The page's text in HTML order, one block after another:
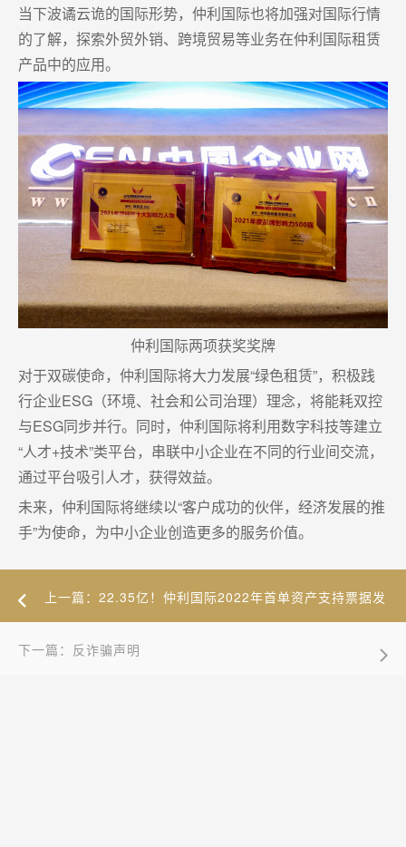
当下波谲云诡的国际形势，仲利国际也将加强对国际行情
的了解，探索外贸外销、跨境贸易等业务在仲利国际租赁
产品中的应用。
仲利国际两项获奖奖牌
对于双碳使命，仲利国际将大力发展“绿色租赁”，积极践
行企业ESG（环境、社会和公司治理）理念，将能耗双控
与ESG同步并行。同时，仲利国际将利用数字科技等建立
“人才+技术”类平台，串联中小企业在不同的行业间交流，
通过平台吸引人才，获得效益。
未来，仲利国际将继续以“客户成功的伙伴，经济发展的推
手”为使命，为中小企业创造更多的服务价值。
上一篇：22.35亿！仲利国际2022年首单资产支持票据发
行
下一篇：反诈骗声明